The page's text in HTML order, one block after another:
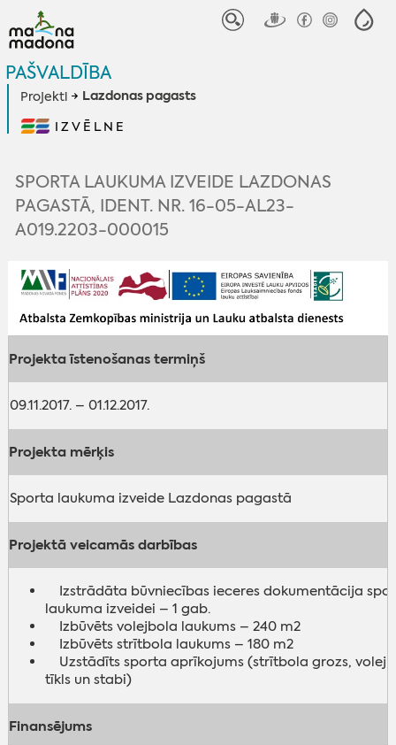
PAŠVALDĪBA
Projekti Lazdonas pagasts
IZVĒLNE
SPORTA LAUKUMA IZVEIDE LAZDONAS
PAGASTĀ, IDENT. NR. 16-05-AL23-
A019.2203-000015
Projekta īstenošanas termiņš
09.11.2017. – 01.12.2017.
Projekta mērķis
Sporta laukuma izveide Lazdonas pagastā
Projektā veicamās darbības
Izstrādāta būvniecības ieceres dokumentācija
laukuma izveidei – 1 gab.
Izbūvēts volejbola laukums – 240 m2
Izbūvēts strītbola laukums – 180 m2
Uzstādīts sporta aprīkojums (strītbola grozs,
tīkls un stabi)
Finansējums